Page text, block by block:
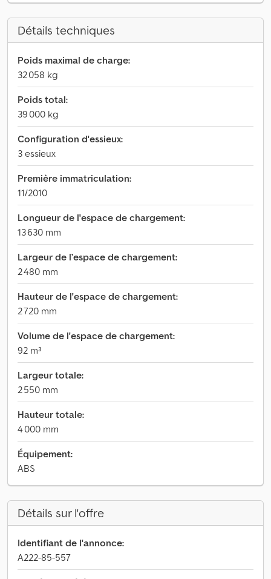
Détails techniques
Poids maximal de charge:
32 058 kg
Poids total:
39 000 kg
Configuration d'essieux:
3 essieux
Première immatriculation:
11/2010
Longueur de l'espace de chargement:
13 630 mm
Largeur de l’espace de chargement:
2 480 mm
Hauteur de l'espace de chargement:
2 720 mm
Volume de l'espace de chargement:
92 m³
Largeur totale:
2 550 mm
Hauteur totale:
4 000 mm
Équipement:
ABS
Détails sur l'offre
Identifiant de l'annonce:
A222-85-557